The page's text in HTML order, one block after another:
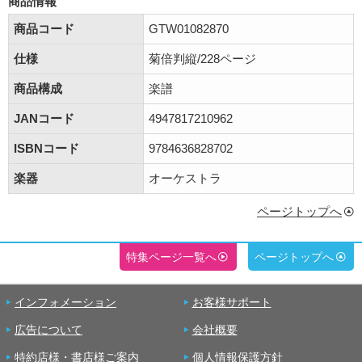
商品コード
GTW01082870
仕様 菊倍判縦/228ページ
商品構成 楽譜
JANコード 4947817210962
ISBNコード 9784636828702
楽器 オーケストラ
ページトップへ
特集ページ一覧へ ページトップへ
インフォメーション お客様サポート
広告について 会社概要
特約店様・書店様ご案内 個人情報保護方針